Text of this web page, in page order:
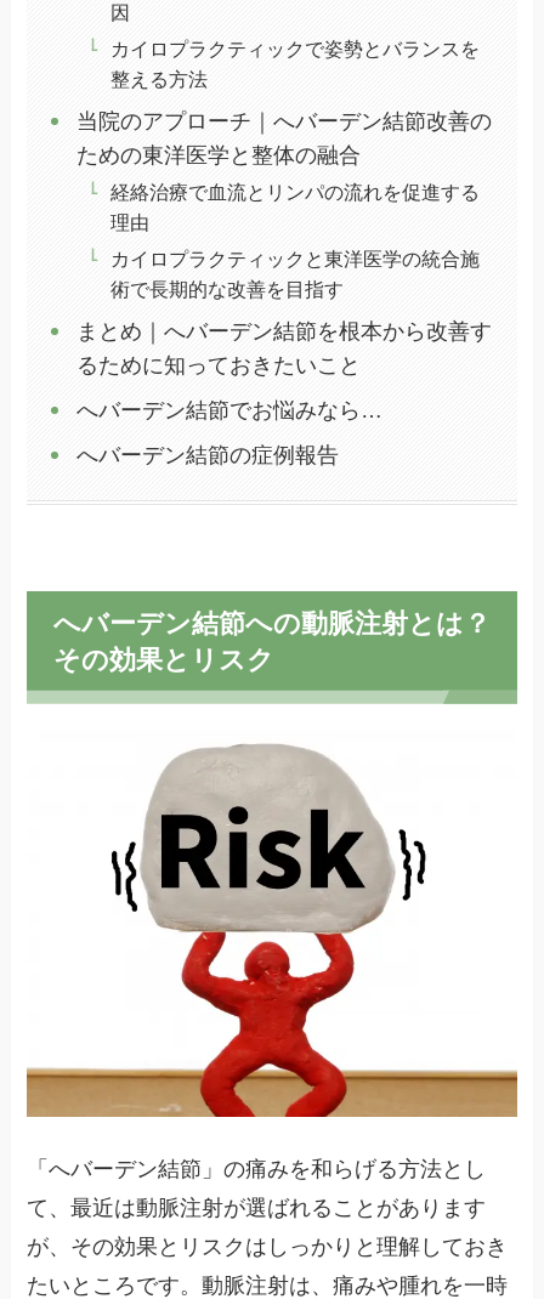
因
カイロプラクティックで姿勢とバランスを
整える方法
当院のアプローチ｜へバーデン結節改善の
ための東洋医学と整体の融合
経絡治療で血流とリンパの流れを促進する
理由
カイロプラクティックと東洋医学の統合施
術で長期的な改善を目指す
まとめ｜へバーデン結節を根本から改善す
るために知っておきたいこと
へバーデン結節でお悩みなら…
へバーデン結節の症例報告
へバーデン結節への動脈注射とは？
その効果とリスク
「へバーデン結節」の痛みを和らげる方法とし
て、最近は動脈注射が選ばれることがあります
が、その効果とリスクはしっかりと理解しておき
たいところです。動脈注射は、痛みや腫れを一時